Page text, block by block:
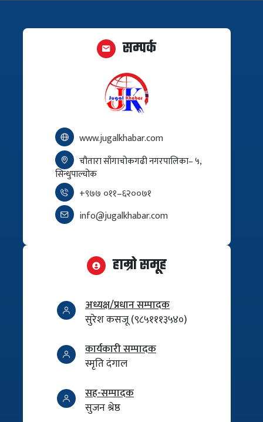
सम्पर्क
www.jugalkhabar.com
चौतारा साँगाचोकगढी नगरपालिका– ५,
सिन्धुपाल्चोक
+९७७ ०११–६२००७१
info@jugalkhabar.com
हाम्रो समूह
अध्यक्ष/प्रधान सम्पादक
सुरेश कसजू (९८५१११३५४०)
कार्यकारी सम्पादक
स्मृति दंगाल
सह-सम्पादक
सुजन श्रेष्ठ